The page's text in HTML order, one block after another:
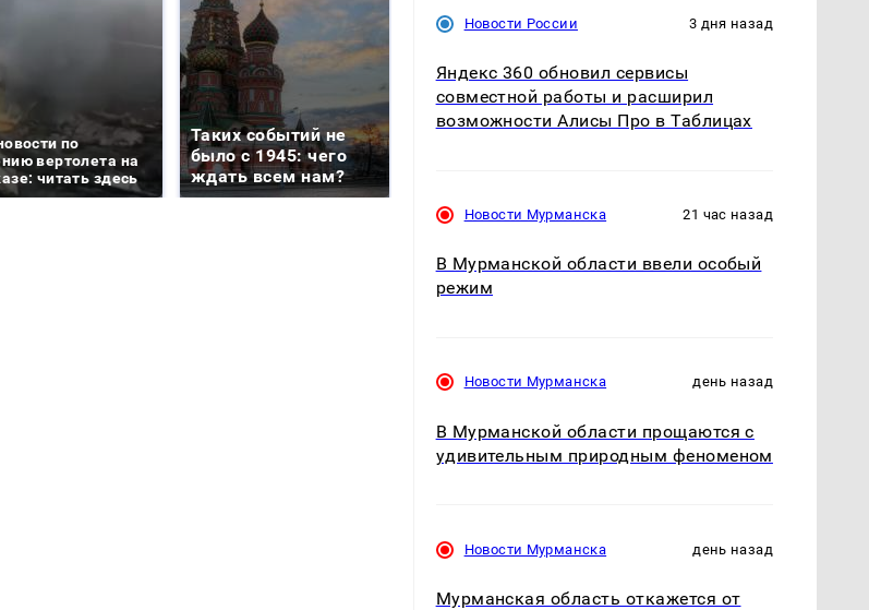
по
вертолета на
читать здесь
Таких событий не
было с 1945: чего
ждать всем нам?
СМИ: В Химках на
полицейскую
Новости России 3 дня назад
Яндекс 360 обновил сервисы
совместной работы и расширил
возможности Алисы Про в Таблицах
Новости Мурманска 21 час назад
В Мурманской области ввели особый
режим
Новости Мурманска день назад
В Мурманской области прощаются с
удивительным природным феноменом
Новости Мурманска день назад
Мурманская область откажется от